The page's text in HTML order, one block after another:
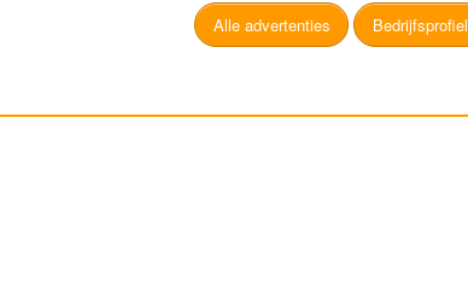
Alle advertenties Bedrijfsprofiel